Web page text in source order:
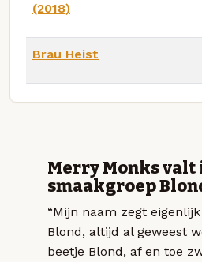
(2018)
Brau Heist
Merry Monks valt
smaakgroep
“Mijn naam zegt
Blond, altijd al geweest
beetje Blond, af en toe